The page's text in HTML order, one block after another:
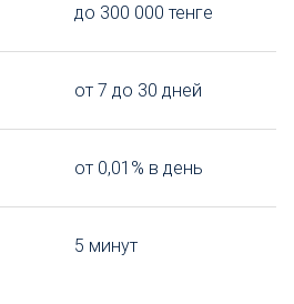
до 300 000 тенге
от 7 до 30 дней
от 0,01% в день
5 минут